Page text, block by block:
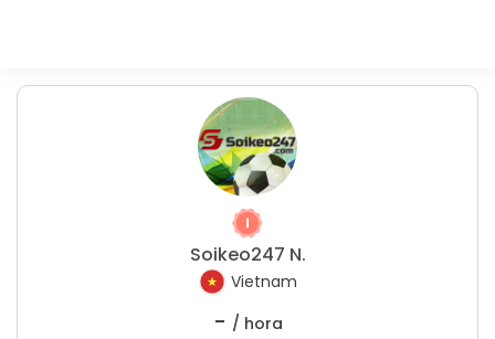
Soikeo247 N.
Vietnam
- / hora